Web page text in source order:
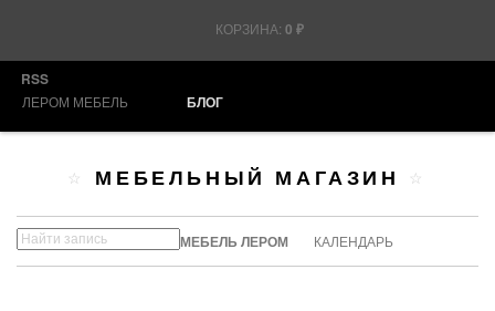
КОРЗИНА: 0 ₽
RSS
ЛЕРОМ МЕБЕЛЬ БЛОГ
МЕБЕЛЬНЫЙ МАГАЗИН
МЕБЕЛЬ ЛЕРОМ КАЛЕНДАРЬ